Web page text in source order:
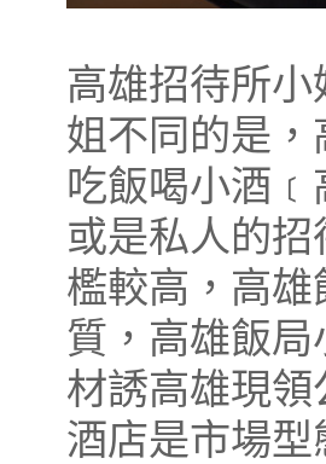
高雄招待所
姐不同的是
吃飯喝小酒
或是私人的
檻較高，高
質，高雄飯
材誘高雄現
酒店是市場